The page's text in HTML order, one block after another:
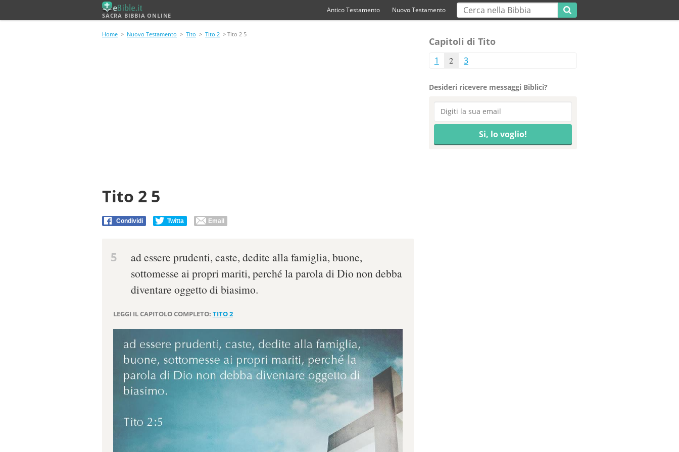
SACRA BIBBIA ONLINE
Antico Testamento Nuovo Testamento
Home > Nuovo Testamento > Tito > Tito 2 > Tito 2 5
Tito 2 5
Condividi Twitta Email
5
ad essere prudenti, caste, dedite alla famiglia, buone,
sottomesse ai propri mariti, perché la parola di Dio non debba
diventare oggetto di biasimo.
LEGGI IL CAPITOLO COMPLETO: TITO 2
Capitoli di Tito
1 2 3
Desideri ricevere messaggi Biblici?